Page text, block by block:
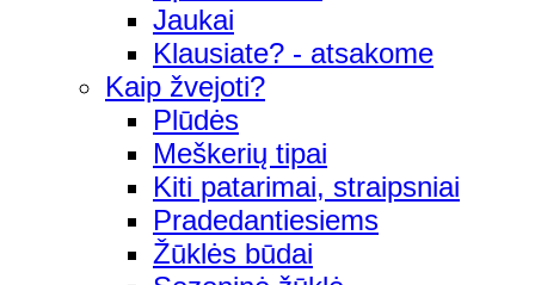
Jaukai
Klausiate? - atsakome
Kaip žvejoti?
Plūdės
Meškerių tipai
Kiti patarimai, straipsniai
Pradedantiesiems
Žūklės būdai